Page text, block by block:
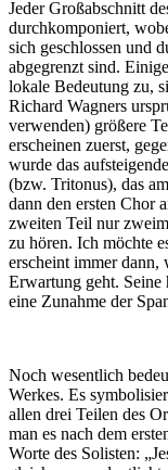
Jeder Großabschnitt
durchkomponiert,
sich geschlossen und
abgegrenzt sind.
lokale Bedeutung zu,
Richard Wagners
verwenden) größere
erscheinen zuerst,
wurde das
(bzw. Tritonus), das
dann den ersten Chor
zweiten Teil nur
zu hören. Ich möchte
erscheint immer dann,
Erwartung geht. Seine
eine Zunahme der
Noch wesentlich
Werkes. Es
allen drei Teilen des
man es nach dem
Worte des Solisten: